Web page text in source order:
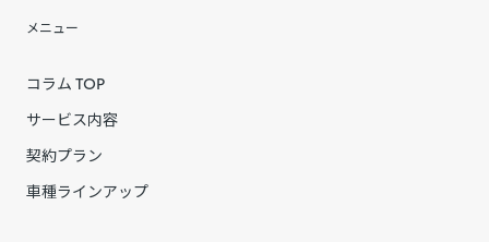
メニュー
コラム TOP
サービス内容
契約プラン
車種ラインアップ